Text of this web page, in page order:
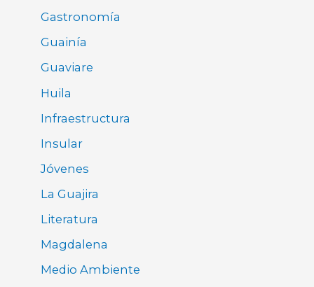
Gastronomía
Guainía
Guaviare
Huila
Infraestructura
Insular
Jóvenes
La Guajira
Literatura
Magdalena
Medio Ambiente